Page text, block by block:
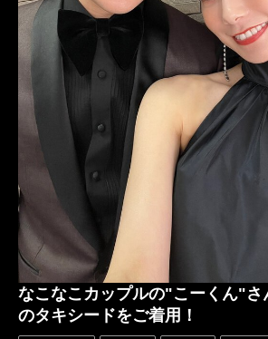
なこなこカップルの"こーくん"さ
のタキシードをご着用！